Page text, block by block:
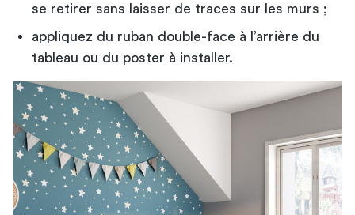
se retirer sans laisser de traces sur les murs ;
appliquez du ruban double-face à l’arrière du
tableau ou du poster à installer.